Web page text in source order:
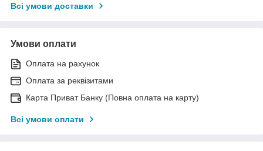
Всі умови доставки
Умови оплати
Оплата на рахунок
Оплата за реквізитами
Карта Приват Банку (Повна оплата на карту)
Всі умови оплати